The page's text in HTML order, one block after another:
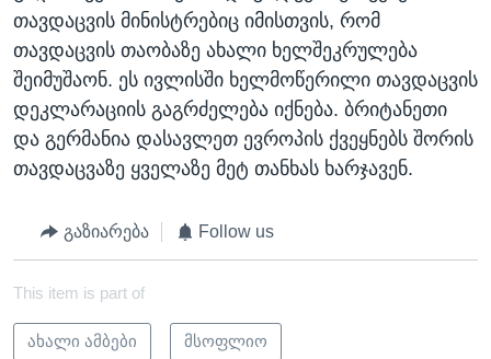
თავდაცვის მინისტრებიც იმისთვის, რომ
თავდაცვის თაობაზე ახალი ხელშეკრულება
შეიმუშაონ. ეს ივლისში ხელმოწერილი თავდაცვის
დეკლარაციის გაგრძელება იქნება. ბრიტანეთი
და გერმანია დასავლეთ ევროპის ქვეყნებს შორის
თავდაცვაზე ყველაზე მეტ თანხას ხარჯავენ.
გაზიარება Follow us
This item is part of
ახალი ამბები მსოფლიო